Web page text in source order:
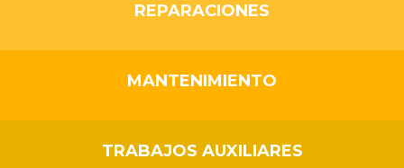
REPARACIONES
MANTENIMIENTO
TRABAJOS AUXILIARES